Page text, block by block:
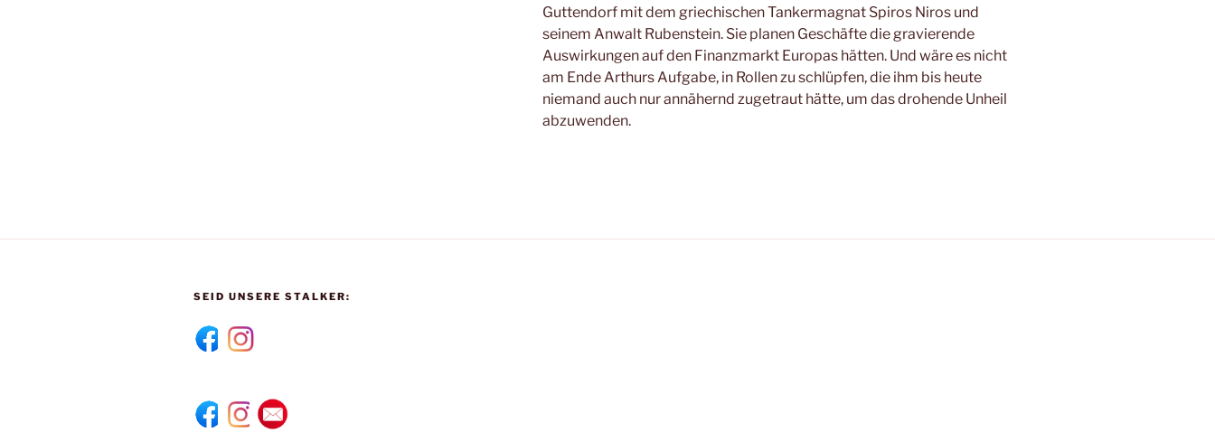
Guttendorf mit dem griechischen Tankermagnat Spiros Niros und
seinem Anwalt Rubenstein. Sie planen Geschäfte die gravierende
Auswirkungen auf den Finanzmarkt Europas hätten. Und wäre es nicht
am Ende Arthurs Aufgabe, in Rollen zu schlüpfen, die ihm bis heute
niemand auch nur annähernd zugetraut hätte, um das drohende Unheil
abzuwenden.
SEID UNSERE STALKER: